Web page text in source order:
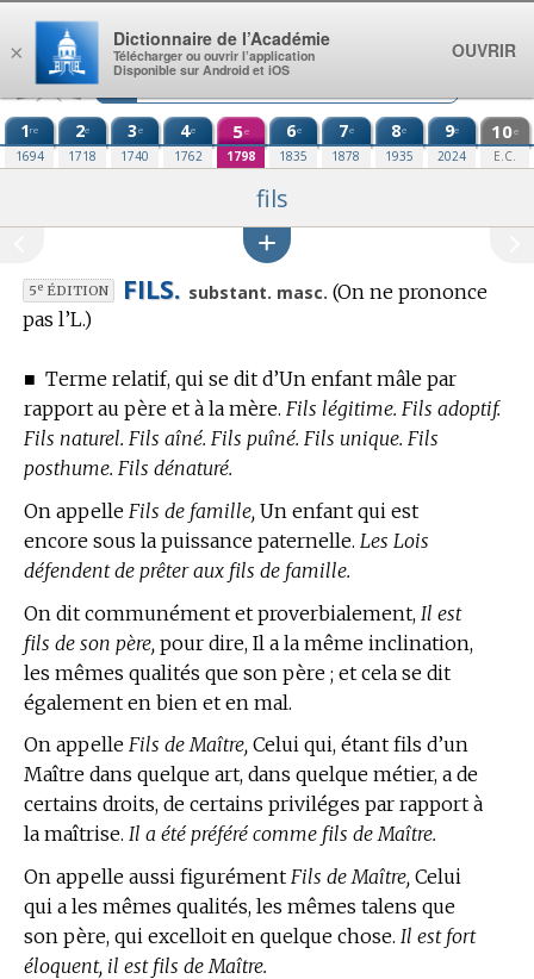
Aller au contenu
1re
1694
2e
1718
3e
1740
4e
1762
5e
1798
6e
1835
7e
1878
8e
1935
9e
2024
10e
E.C.
fils
5eÉDITION FILS. substant. masc. (On ne prononce
pas l’L.)
■ Terme relatif, qui se dit d’Un enfant mâle par
rapport au père et à la mère. Fils légitime. Fils adoptif.
Fils naturel. Fils aîné. Fils puîné. Fils unique. Fils
posthume. Fils dénaturé.
On appelle Fils de famille, Un enfant qui est
encore sous la puissance paternelle. Les Lois
défendent de prêter aux fils de famille.
On dit communément et proverbialement, Il est
fils de son père, pour dire, Il a la même inclination,
les mêmes qualités que son père ; et cela se dit
également en bien et en mal.
On appelle Fils de Maître, Celui qui, étant fils d’un
Maître dans quelque art, dans quelque métier, a de
certains droits, de certains priviléges par rapport à
la maîtrise. Il a été préféré comme fils de Maître.
On appelle aussi figurément Fils de Maître, Celui
qui a les mêmes qualités, les mêmes talens que
son père, qui excelloit en quelque chose. Il est fort
éloquent, il est fils de Maître.
×
Dictionnaire de l’Académie
Télécharger ou ouvrir l’application
Disponible sur Android et iOS
OUVRIR